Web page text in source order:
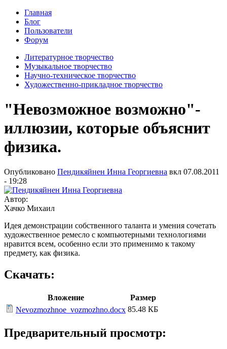
Главная
Блог
Пользователи
Форум
Литературное творчество
Музыкальное творчество
Научно-техническое творчество
Художественно-прикладное творчество
"Невозможное возможно"-
иллюзии, которые объяснит
физика.
Опубликовано Пендикяйнен Инна Георгиевна вкл 07.08.2011
- 19:28
Автор:
Хачко Михаил
Идея демонстрации собственного таланта и умения сочетать
художественное ремесло с компьютерными технологиями
нравится всем, особенно если это применимо к такому
предмету, как физика.
Скачать:
Вложение
Размер
Nevozmozhnoe_vozmozhno.docx 85.48 КБ
Предварительный просмотр: